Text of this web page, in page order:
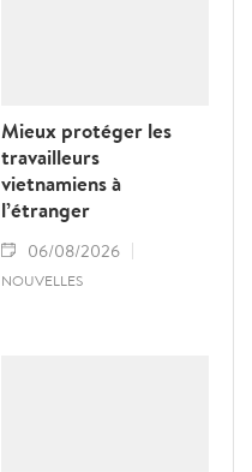
Mieux protéger les
travailleurs
vietnamiens à
l’étranger
06/08/2026
NOUVELLES